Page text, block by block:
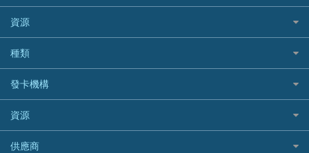
稅季/稅務貸款
網上貸款
結餘轉戶(清卡數貸款)
銀行貸款
財務公司貸款
免入息貸款
免TU貸款
急借錢
BEA 東亞銀行
BOC 中國銀行
Cashing Pro 優尚信貸
CCB(Asia) 中國建設銀行 (亞洲)
Citibank 花旗銀行
CNCBI 信銀國際
CreFIT 維信
資源
如何申請個人貸款
如何管理個人貸款
個人貸款有用資訊
清卡數貸款教學
循環貸款教學
個人化貸款產品推介 🔥全新
種類
網購優惠
精選外幣網購信用卡
尊尚信用卡
公司信用卡
發卡機構
Citibank花旗銀行
AE美國運通
資源
Black Friday優惠
供應商